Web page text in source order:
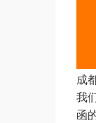
成
我
函